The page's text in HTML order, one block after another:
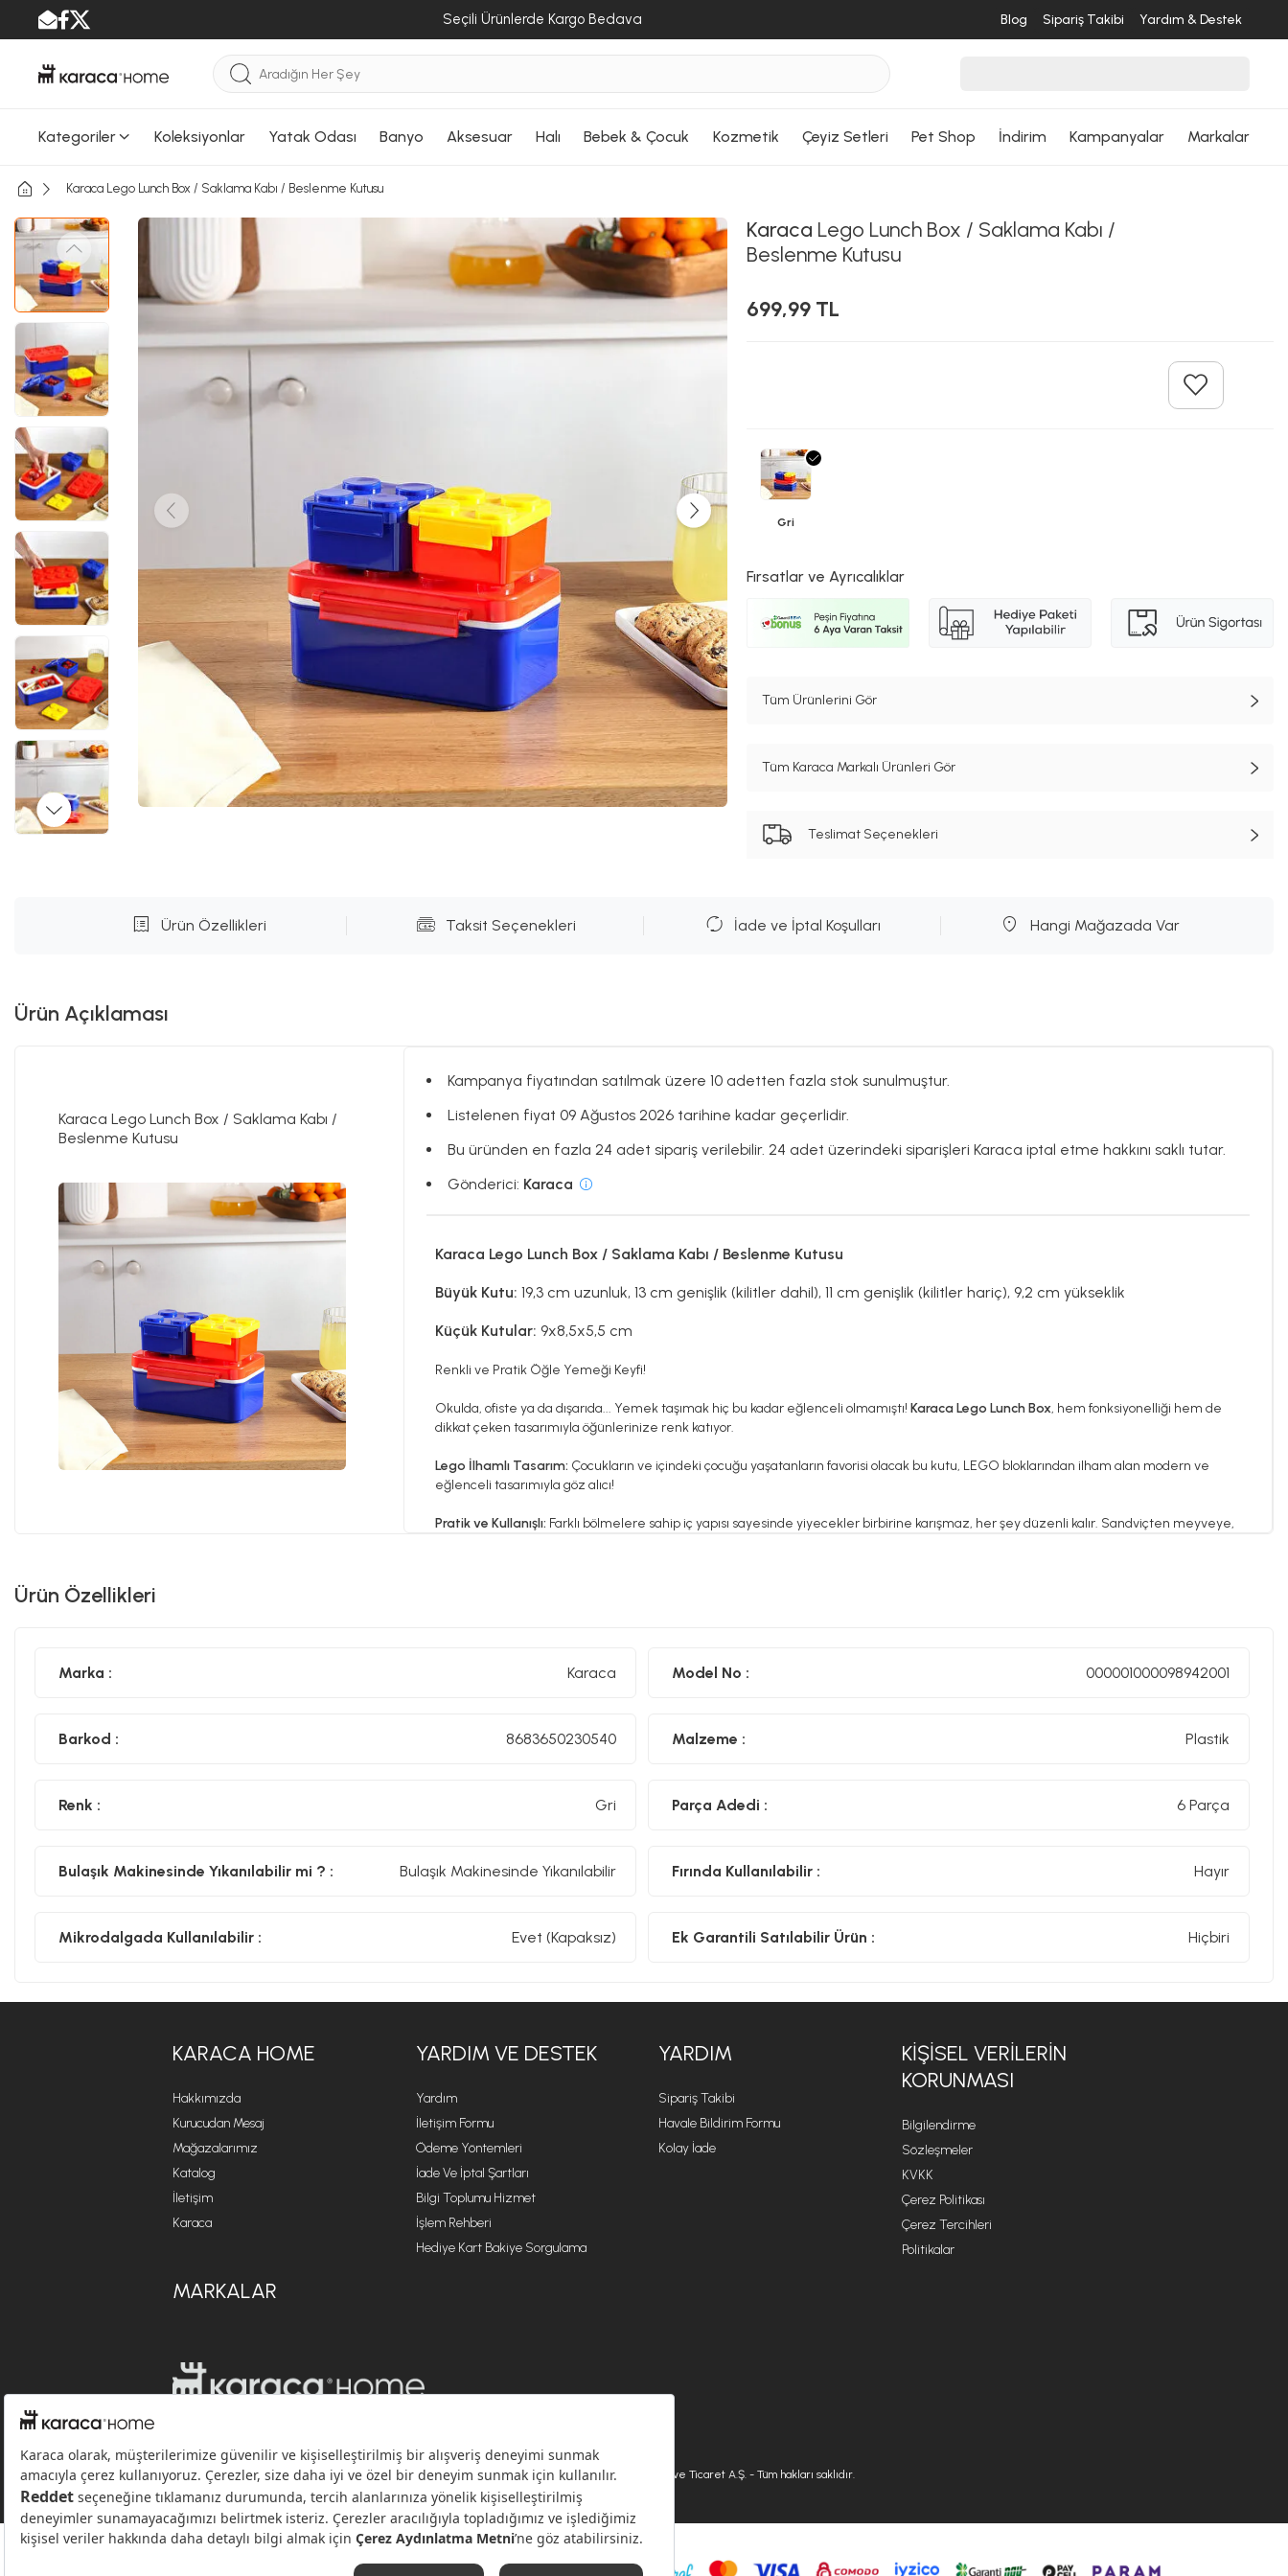
Seçili Ürünlerde Kargo Bedava Blog Sipariş Takibi Yardım & Destek
Kategoriler Koleksiyonlar Yatak Odası Banyo Aksesuar Halı Bebek & Çocuk Kozmetik Çeyiz Setleri Pet Shop İndirim Kampanyalar Markalar
Karaca Lego Lunch Box / Saklama Kabı / Beslenme Kutusu
Karaca Lego Lunch Box / Saklama Kabı /
Beslenme Kutusu
699,99 TL
Gri
Fırsatlar ve Ayrıcalıklar
Tüm Ürünlerini Gör
Tüm Karaca Markalı Ürünleri Gör
Teslimat Seçenekleri
Ürün Özellikleri Taksit Seçenekleri İade ve İptal Koşulları Hangi Mağazada Var
Ürün Açıklaması
Karaca Lego Lunch Box / Saklama Kabı /
Beslenme Kutusu
Kampanya fiyatından satılmak üzere 10 adetten fazla stok sunulmuştur.
Listelenen fiyat 09 Ağustos 2026 tarihine kadar geçerlidir.
Bu üründen en fazla 24 adet sipariş verilebilir. 24 adet üzerindeki siparişleri Karaca iptal etme hakkını saklı tutar.
Gönderici: Karaca
Karaca Lego Lunch Box / Saklama Kabı / Beslenme Kutusu
Büyük Kutu: 19,3 cm uzunluk, 13 cm genişlik (kilitler dahil), 11 cm genişlik (kilitler hariç), 9,2 cm yükseklik
Küçük Kutular: 9x8,5x5,5 cm
Renkli ve Pratik Öğle Yemeği Keyfi!
Okulda, ofiste ya da dışarıda... Yemek taşımak hiç bu kadar eğlenceli olmamıştı!Karaca Lego Lunch Box, hem fonksiyonelliği hem de
dikkat çeken tasarımıyla öğünlerinize renk katıyor.
Lego İlhamlı Tasarım: Çocukların ve içindeki çocuğu yaşatanların favorisi olacak bu kutu, LEGO bloklarından ilham alan modern ve
eğlenceli tasarımıyla göz alıcı!
Pratik ve Kullanışlı: Farklı bölmelere sahip iç yapısı sayesinde yiyecekler birbirine karışmaz, her şey düzenli kalır. Sandviçten meyveye,
Ürün Özellikleri
Marka : Karaca Model No : 000001000098942001
Barkod : 8683650230540 Malzeme : Plastik
Renk : Gri Parça Adedi : 6 Parça
Bulaşık Makinesinde Yıkanılabilir mi ? : Bulaşık Makinesinde Yıkanılabilir Fırında Kullanılabilir : Hayır
Mikrodalgada Kullanılabilir : Evet (Kapaksız) Ek Garantili Satılabilir Ürün : Hiçbiri
KARACA HOME
Hakkımızda
Kurucudan Mesaj
Mağazalarımız
Katalog
İletişim
Karaca
YARDIM VE DESTEK
Yardım
İletişim Formu
Ödeme Yöntemleri
İade Ve İptal Şartları
Bilgi Toplumu Hizmet
İşlem Rehberi
Hediye Kart Bakiye Sorgulama
YARDIM
Sipariş Takibi
Havale Bildirim Formu
Kolay İade
KİŞİSEL VERİLERİN
KORUNMASI
Bilgilendirme
Sözleşmeler
KVKK
Çerez Politikası
Çerez Tercihleri
Politikalar
MARKALAR
© 2026 Karaca Home Collection Tekstil Sanayi ve Ticaret A.Ş. - Tüm hakları saklıdır.